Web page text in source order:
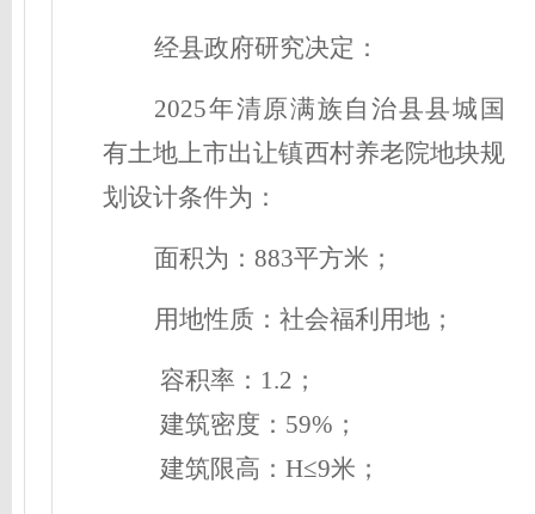
经县政府研究决定：
2025年清原满族自治县县城国
有土地上市出让镇西村养老院地块规
划设计条件为：
面积为：883平方米；
用地性质：社会福利用地 ；
容积率 ： 1.2 ；
建筑密度 ： 59% ；
建筑限高：H≤9米 ；